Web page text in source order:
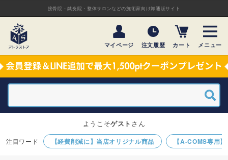
接骨院・鍼灸院・整体サロンなどの施術家向け卸通販サイト
マイページ 注文履歴 カート メニュー
【経費削減に】当店オリジナル商品 【A-COMS専用
ようこそゲスト さん